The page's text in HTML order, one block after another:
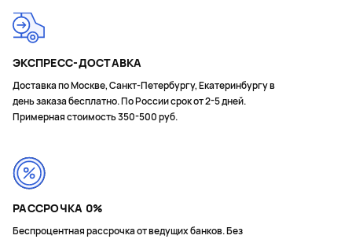
ЭКСПРЕСС-ДОСТАВКА
Доставка по Москве, Санкт-Петербургу, Екатеринбургу в
день заказа бесплатно. По России срок от 2-5 дней.
Примерная стоимость 350-500 руб.
РАССРОЧКА 0%
Беспроцентная рассрочка от ведущих банков. Без